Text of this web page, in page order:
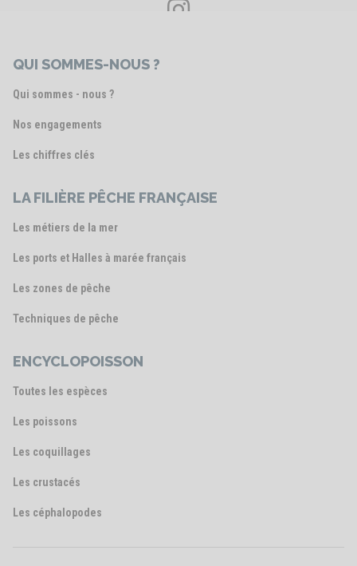
QUI SOMMES-NOUS ?
Qui sommes - nous ?
Nos engagements
Les chiffres clés
LA FILIÈRE PÊCHE FRANÇAISE
Les métiers de la mer
Les ports et Halles à marée français
Les zones de pêche
Techniques de pêche
ENCYCLOPOISSON
Toutes les espèces
Les poissons
Les coquillages
Les crustacés
Les céphalopodes